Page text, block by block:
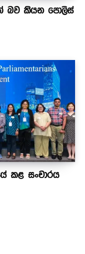
බව කියන පොලිස්
කළ සංචාරය